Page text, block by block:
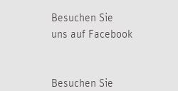
Besuchen Sie
uns auf Facebook
Besuchen Sie